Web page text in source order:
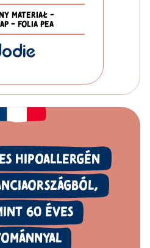
MATERIAŁ -
- FOLIA PEA
HIPOALLERGÉN
60ÉVES